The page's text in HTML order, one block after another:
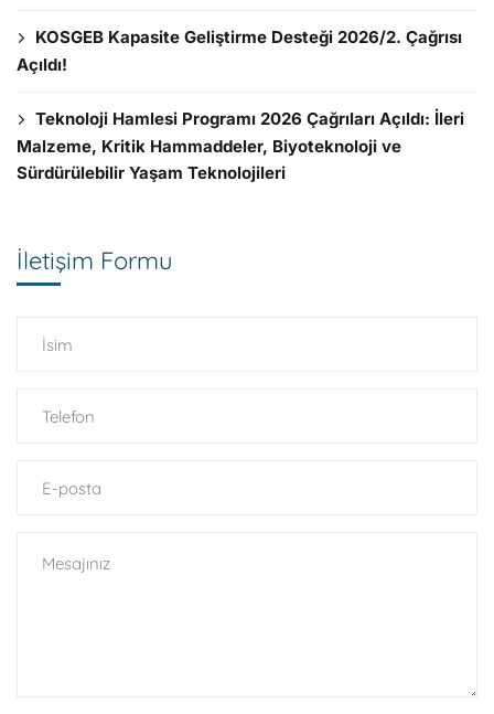
KOSGEB Kapasite Geliştirme Desteği 2026/2. Çağrısı
Açıldı!
Teknoloji Hamlesi Programı 2026 Çağrıları Açıldı: İleri
Malzeme, Kritik Hammaddeler, Biyoteknoloji ve
Sürdürülebilir Yaşam Teknolojileri
İletişim Formu